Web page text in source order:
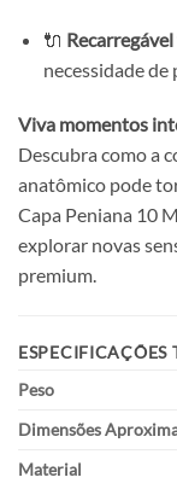
🔌
necessidade de
Viva momentos
Descubra como a
anatômico pode
Capa Peniana 10
explorar novas
premium.
ESPECIFICAÇÕES
Peso
Dimensões
Material